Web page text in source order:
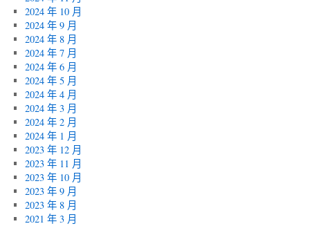
2024 年 10 月
2024 年 9 月
2024 年 8 月
2024 年 7 月
2024 年 6 月
2024 年 5 月
2024 年 4 月
2024 年 3 月
2024 年 2 月
2024 年 1 月
2023 年 12 月
2023 年 11 月
2023 年 10 月
2023 年 9 月
2023 年 8 月
2021 年 3 月